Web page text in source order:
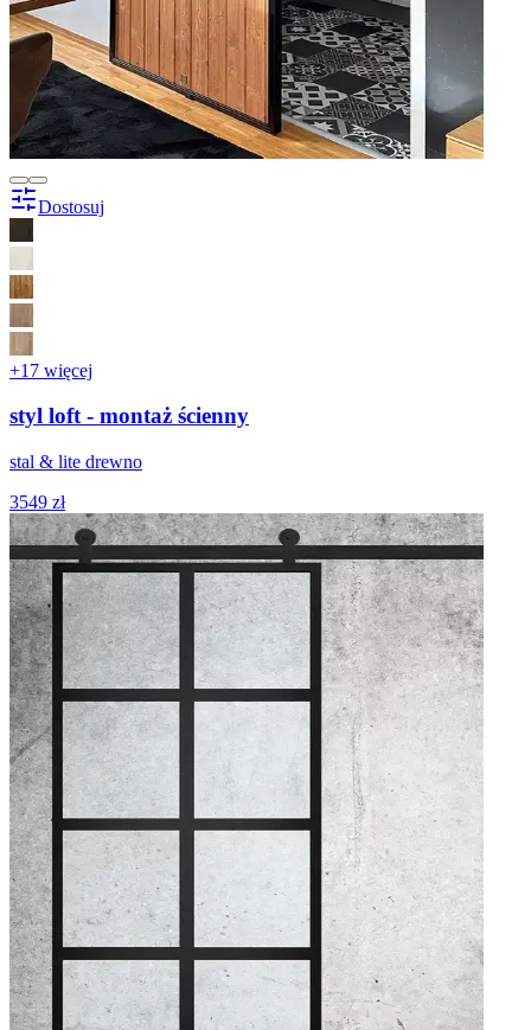
Dostosuj
+17 więcej
styl loft - montaż ścienny
stal & lite drewno
3549 zł